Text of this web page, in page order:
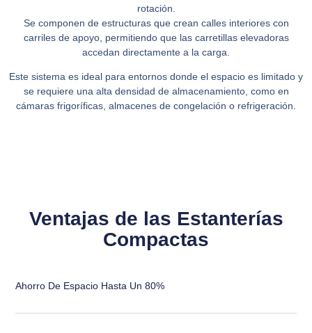
rotación.
Se componen de estructuras que crean calles interiores con
carriles de apoyo, permitiendo que las carretillas elevadoras
accedan directamente a la carga.
Este sistema es ideal para entornos donde el espacio es limitado y
se requiere una alta densidad de almacenamiento, como en
cámaras frigoríficas, almacenes de congelación o refrigeración.
Ventajas de las Estanterías
Compactas
Ahorro De Espacio Hasta Un 80%